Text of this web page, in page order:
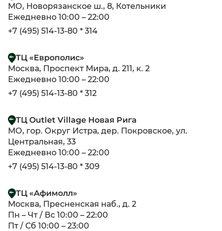
МО, Новорязанское ш., 8, Котельники
Ежедневно 10:00 – 22:00
+7 (495) 514-13-80 * 314
ТЦ «Европолис»
Москва, Проспект Мира, д. 211, к. 2
Ежедневно 10:00 – 22:00
+7 (495) 514-13-80 * 312
ТЦ Outlet Village Новая Рига
МО, гор. Округ Истра, дер. Покровское, ул.
Центральная, 33
Ежедневно 10:00 – 22:00
+7 (495) 514-13-80 * 309
ТЦ «Афимолл»
Москва, Пресненская наб., д. 2
Пн – Чт / Вс 10:00 – 22:00
Пт / Сб 10:00 – 23:00